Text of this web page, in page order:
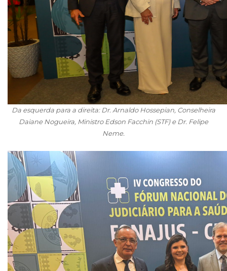
Da esquerda para a direita: Dr. Arnaldo Hossepian, Conselheira
Daiane Nogueira, Ministro Edson Facchin (STF) e Dr. Felipe
Neme.